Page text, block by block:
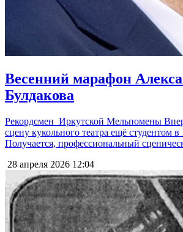
Весенний марафон
Булдакова
Рекордсмен Иркутской Мельпомены
сцену кукольного театра ещё студентом в
Получается, профессиональный
28 апреля 2026 12:04